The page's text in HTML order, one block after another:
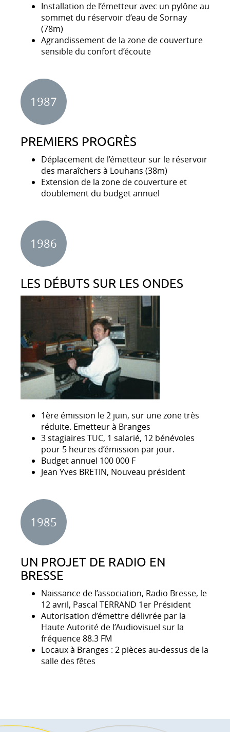
Installation de l’émetteur avec un pylône au
sommet du réservoir d’eau de Sornay
(78m)
Agrandissement de la zone de couverture
sensible du confort d’écoute
1987
PREMIERS PROGRÈS
Déplacement de l’émetteur sur le réservoir
des maraîchers à Louhans (38m)
Extension de la zone de couverture et
doublement du budget annuel
1986
LES DÉBUTS SUR LES ONDES
1ère émission le 2 juin, sur une zone très
réduite. Emetteur à Branges
3 stagiaires TUC, 1 salarié, 12 bénévoles
pour 5 heures d’émission par jour.
Budget annuel 100 000 F
Jean Yves BRETIN, Nouveau président
1985
UN PROJET DE RADIO EN
BRESSE
Naissance de l’association, Radio Bresse, le
12 avril, Pascal TERRAND 1er Président
Autorisation d’émettre délivrée par la
Haute Autorité de l’Audiovisuel sur la
fréquence 88.3 FM
Locaux à Branges : 2 pièces au-dessus de la
salle des fêtes